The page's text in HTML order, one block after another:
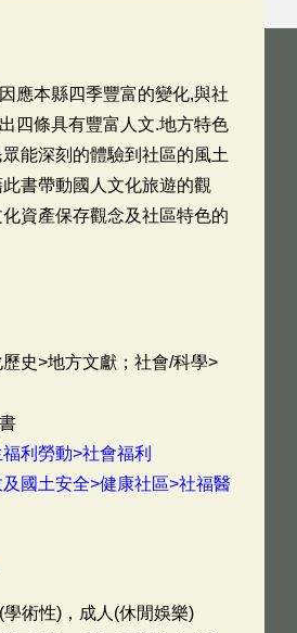
應本縣四季豐富的變化,與社
四條具有豐富人文.地方特色
能深刻的體驗到社區的風土
書帶動國人文化旅遊的觀
資產保存觀念及社區特色的
史>地方文獻；社會/科學>
利勞動>社會福利
及國土安全>健康社區>社福醫
術性)，成人(休閒娛樂)